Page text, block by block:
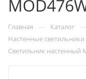
Главная — Каталог —
Настенные светильники
Светильник настенный